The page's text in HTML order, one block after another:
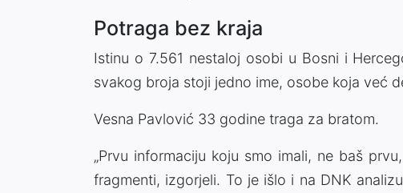
Potraga bez kraja
Istinu o 7.561 nestaloj osobi u Bosni i
svakog broja stoji jedno ime, osobe koja već
Vesna Pavlović 33 godine traga za bratom.
„Prvu informaciju koju smo imali, ne baš
fragmenti, izgorjeli. To je išlo i na DNK